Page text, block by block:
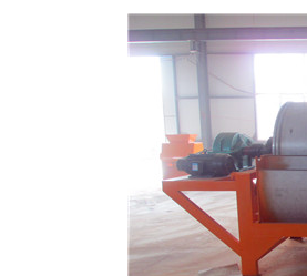
稀土永磁辊式强磁选机